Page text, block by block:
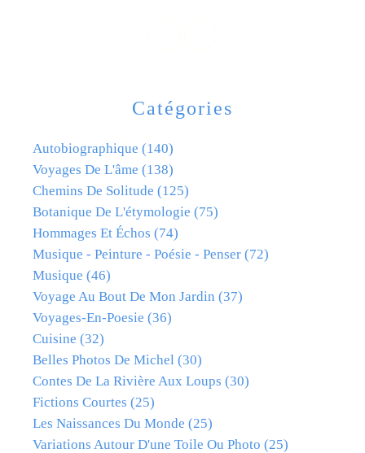
Catégories
Autobiographique (140)
Voyages De L'âme (138)
Chemins De Solitude (125)
Botanique De L'étymologie (75)
Hommages Et Échos (74)
Musique - Peinture - Poésie - Penser (72)
Musique (46)
Voyage Au Bout De Mon Jardin (37)
Voyages-En-Poesie (36)
Cuisine (32)
Belles Photos De Michel (30)
Contes De La Rivière Aux Loups (30)
Fictions Courtes (25)
Les Naissances Du Monde (25)
Variations Autour D'une Toile Ou Photo (25)